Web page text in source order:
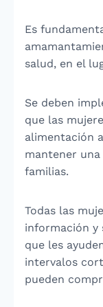
Es
salud, en el
Se deben
que las
alimentación
mantener
familias.
Todas las
información y
que les
intervalos
pueden